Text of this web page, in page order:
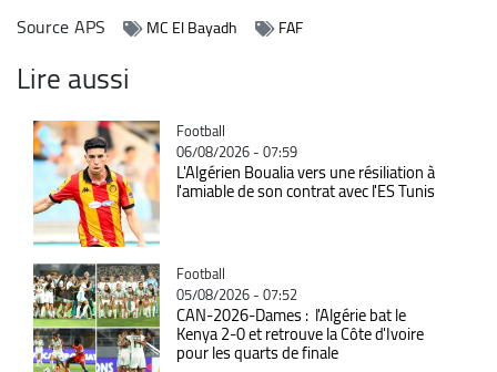
SourceAPS MC El Bayadh FAF
Lire aussi
Catégorie
Football
06/08/2026 - 07:59
L'Algérien Boualia vers une résiliation à
l'amiable de son contrat avec l'ES Tunis
Catégorie
Football
05/08/2026 - 07:52
CAN-2026-Dames : l'Algérie bat le
Kenya 2-0 et retrouve la Côte d'Ivoire
pour les quarts de finale